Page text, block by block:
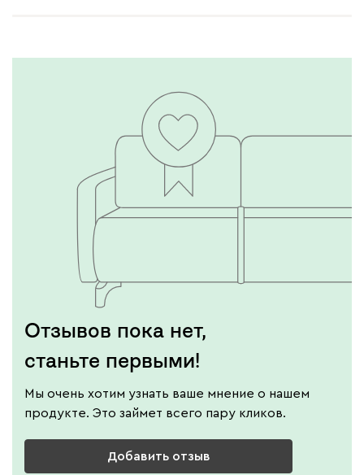
Отзывов пока нет,
станьте первыми!
Мы очень хотим узнать ваше мнение о нашем
продукте. Это займет всего пару кликов.
Добавить отзыв